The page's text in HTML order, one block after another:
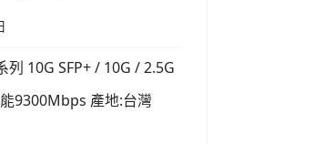
10G SFP+ / 10G / 2.5G
9300Mbps 產地:台灣